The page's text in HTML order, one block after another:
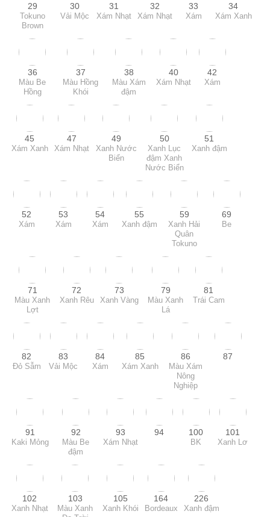
29
Tokuno
Brown
30
Vải Mộc
31
Xám Nhạt
32
Xám Nhạt
33
Xám
34
Xám Xanh
36
Màu Be
Hồng
37
Màu Hồng
Khói
38
Màu Xám
đậm
40
Xám Nhạt
42
Xám
45
Xám Xanh
47
Xám Nhạt
49
Xanh Nước
Biển
50
Xanh Lục
đậm Xanh
Nước Biển
51
Xanh đậm
52
Xám
53
Xám
54
Xám
55
Xanh đậm
59
Xanh Hải
Quân
Tokuno
69
Be
71
Màu Xanh
Lợt
72
Xanh Rêu
73
Xanh Vàng
79
Màu Xanh
Lá
81
Trái Cam
82
Đỏ Sẫm
83
Vải Mộc
84
Xám
85
Xám Xanh
86
Màu Xám
Nông
Nghiệp
87
91
Kaki Mỏng
92
Màu Be
đậm
93
Xám Nhạt
94 100
BK
101
Xanh Lơ
102
Xanh Nhạt
103
Màu Xanh
105
Xanh Khói
164
Bordeaux
226
Xanh đậm